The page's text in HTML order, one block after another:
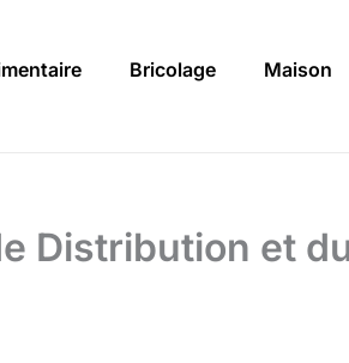
Bricolage Maison
Distribution et